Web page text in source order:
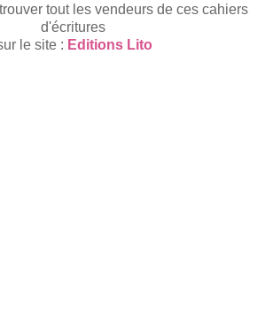
tout les vendeurs de ces cahiers
d'écritures
le site : Editions Lito